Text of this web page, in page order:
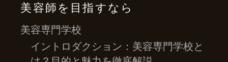
美容師を目指すなら
美容専門学校
イントロダクション：美容専門学校と